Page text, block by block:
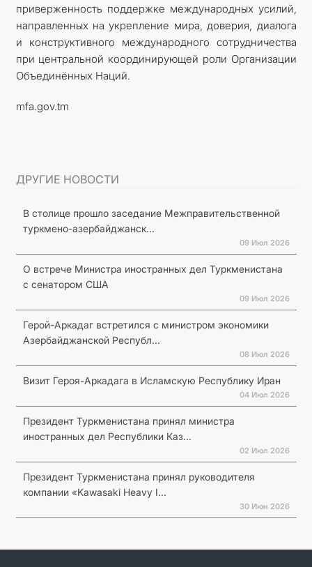
приверженность поддержке международных усилий,
направленных на укрепление мира, доверия, диалога
и конструктивного международного сотрудничества
при центральной координирующей роли Организации
Объединённых Наций.
mfa.gov.tm
ДРУГИЕ НОВОСТИ
В столице прошло заседание Межправительственной
туркмено-азербайджанск...
09 Июл 2026
О встрече Министра иностранных дел Туркменистана
с сенатором США
09 Июл 2026
Герой-Аркадаг встретился с министром экономики
Азербайджанской Республ...
08 Июл 2026
Визит Героя-Аркадага в Исламскую Республику Иран
04 Июл 2026
Президент Туркменистана принял министра
иностранных дел Республики Каз...
02 Июл 2026
Президент Туркменистана принял руководителя
компании «Kawasaki Heavy I...
30 Июн 2026